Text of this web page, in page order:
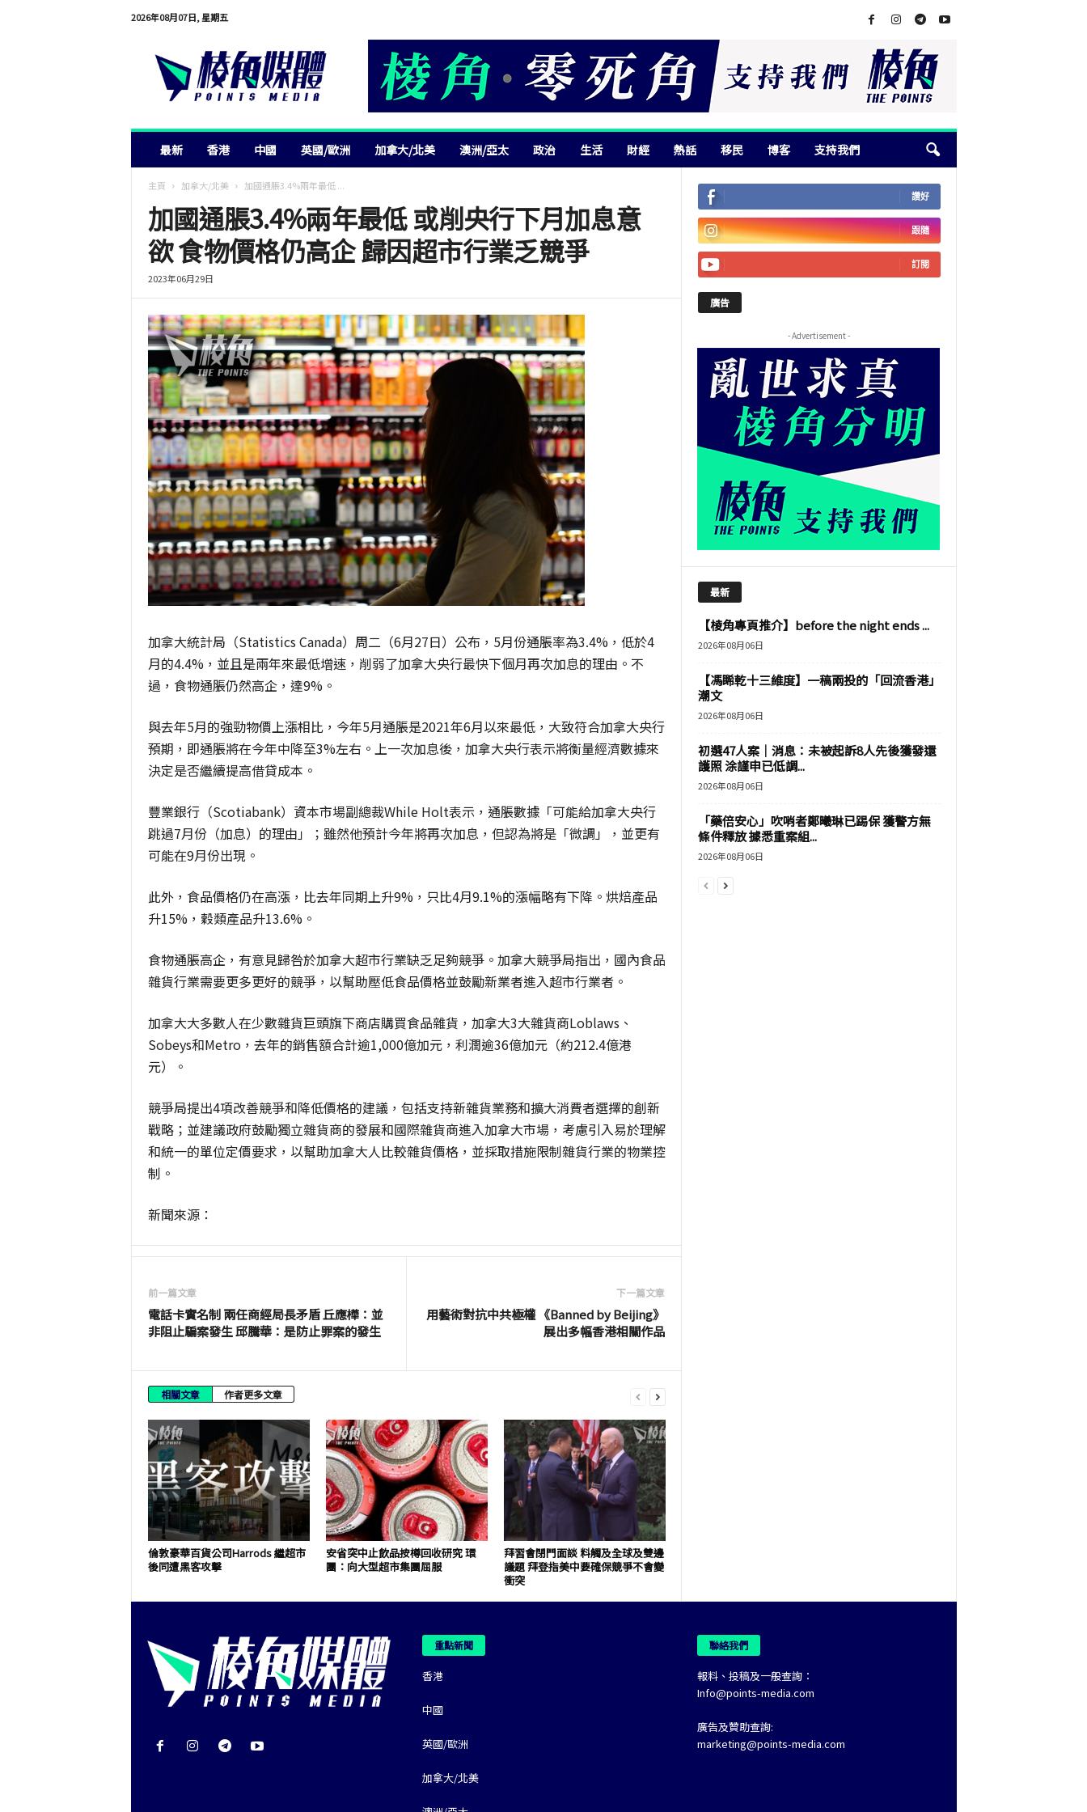
2026年08月07日, 星期五
最新 香港 中國 英國/歐洲 加拿大/北美 澳洲/亞太 政治 生活 財經 熱話 移民 博客 支持我們
主頁 加拿大/北美 加國通脹3.4%兩年最低 ...
加國通脹3.4%兩年最低 或削央行下月加息意
欲 食物價格仍高企 歸因超市行業乏競爭
2023年06月29日
加拿大統計局（Statistics Canada）周二（6月27日）公布，5月份通脹率為3.4%，低於4
月的4.4%，並且是兩年來最低增速，削弱了加拿大央行最快下個月再次加息的理由。不
過，食物通脹仍然高企，達9%。
與去年5月的強勁物價上漲相比，今年5月通脹是2021年6月以來最低，大致符合加拿大央行
預期，即通脹將在今年中降至3%左右。上一次加息後，加拿大央行表示將衡量經濟數據來
決定是否繼續提高借貸成本。
豐業銀行（Scotiabank）資本市場副總裁While Holt表示，通脹數據「可能給加拿大央行
跳過7月份（加息）的理由」；雖然他預計今年將再次加息，但認為將是「微調」，並更有
可能在9月份出現。
此外，食品價格仍在高漲，比去年同期上升9%，只比4月9.1%的漲幅略有下降。烘焙產品
升15%，穀類產品升13.6%。
食物通脹高企，有意見歸咎於加拿大超市行業缺乏足夠競爭。加拿大競爭局指出，國內食品
雜貨行業需要更多更好的競爭，以幫助壓低食品價格並鼓勵新業者進入超市行業者。
加拿大大多數人在少數雜貨巨頭旗下商店購買食品雜貨，加拿大3大雜貨商Loblaws、
Sobeys和Metro，去年的銷售額合計逾1,000億加元，利潤逾36億加元（約212.4億港
元）。
競爭局提出4項改善競爭和降低價格的建議，包括支持新雜貨業務和擴大消費者選擇的創新
戰略；並建議政府鼓勵獨立雜貨商的發展和國際雜貨商進入加拿大市場，考慮引入易於理解
和統一的單位定價要求，以幫助加拿大人比較雜貨價格，並採取措施限制雜貨行業的物業控
制。
新聞來源：
前一篇文章
電話卡實名制 兩任商經局長矛盾 丘應樺：並
非阻止騙案發生 邱騰華：是防止罪案的發生
下一篇文章
用藝術對抗中共極權 《Banned by Beijing》
展出多幅香港相關作品
相關文章 作者更多文章
倫敦豪華百貨公司Harrods 繼超市
後同遭黑客攻擊
安省突中止飲品按樽回收研究 環
團：向大型超市集團屈服
拜習會閉門面談 料觸及全球及雙邊
議題 拜登指美中要確保競爭不會變
衝突
讚好
跟隨
訂閱
廣告
- Advertisement -
最新
【棱角專頁推介】before the night ends ...
2026年08月06日
【馮睎乾十三維度】一稿兩投的「回流香港」
潮文
2026年08月06日
初選47人案｜消息：未被起訴8人先後獲發還
護照 涂謹申已低調...
2026年08月06日
「藥倍安心」吹哨者鄭曦琳已踢保 獲警方無
條件釋放 據悉重案組...
2026年08月06日
重點新聞
香港
中國
英國/歐洲
加拿大/北美
聯絡我們
報料、投稿及一般查詢：
Info@points-media.com
廣告及贊助查詢:
marketing@points-media.com